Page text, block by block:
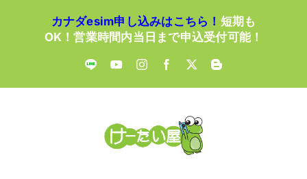
カナダesim申し込みはこちら！ 短期も
OK！営業時間内当日まで申込受付可能！
LINE YouTubeInstagramFacebook
X Blogger